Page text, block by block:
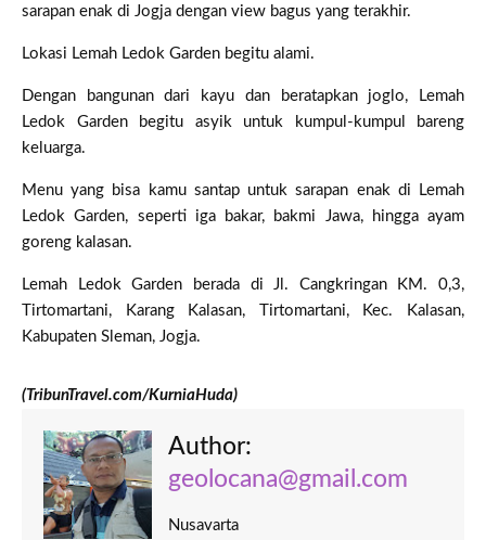
sarapan enak di Jogja dengan view bagus yang terakhir.
Lokasi Lemah Ledok Garden begitu alami.
Dengan bangunan dari kayu dan beratapkan joglo, Lemah
Ledok Garden begitu asyik untuk kumpul-kumpul bareng
keluarga.
Menu yang bisa kamu santap untuk sarapan enak di Lemah
Ledok Garden, seperti iga bakar, bakmi Jawa, hingga ayam
goreng kalasan.
Lemah Ledok Garden berada di Jl. Cangkringan KM. 0,3,
Tirtomartani, Karang Kalasan, Tirtomartani, Kec. Kalasan,
Kabupaten Sleman, Jogja.
(TribunTravel.com/KurniaHuda)
Author:
geolocana@gmail.com
Nusavarta